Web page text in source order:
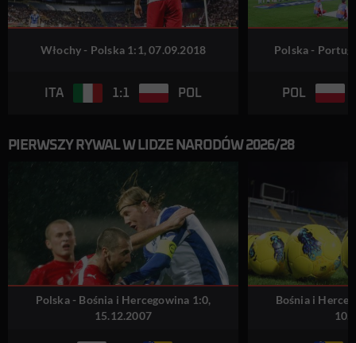
Włochy - Polska 1:1, 07.09.2018
ITA 1:1 POL
Polska -
POL
PIERWSZY RYWAL W LIDZE NARODÓW 2026/28
Polska - Bośnia i Hercegowina 1:0,
15.12.2007
Bośnia i